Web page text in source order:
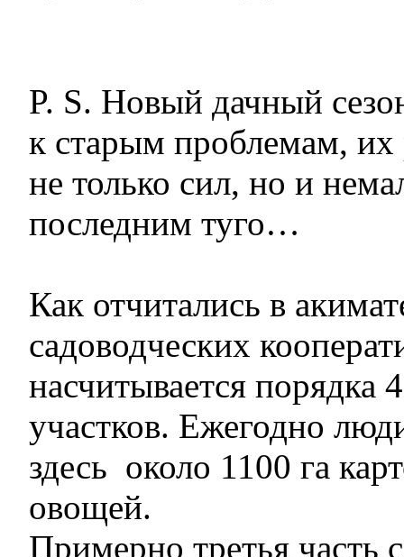
P. S. Новый дачный
к старым проблемам, их
не только сил, но и
последним туго…
Как отчитались в
садоводческих
насчитывается порядка
участков. Ежегодно
здесь около 1100 га
овощей.
Примерно третья часть